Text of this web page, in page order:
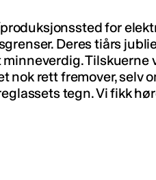
for
Deres tiårs
Tilskuerne
nok rett fremover, selv
tegn. Vi fikk